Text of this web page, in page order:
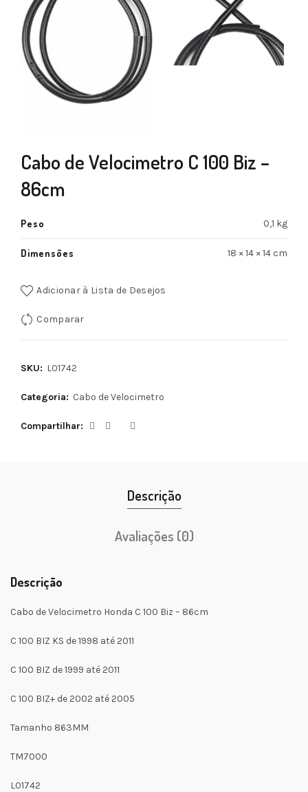
Cabo de Velocimetro C 100 Biz –
86cm
Peso 0,1 kg
Dimensões 18 × 14 × 14 cm
Adicionar à Lista de Desejos
Comparar
SKU: L01742
Categoria: Cabo de Velocimetro
Compartilhar
Descrição
Avaliações (0)
Descrição
Cabo de Velocimetro Honda C 100 Biz – 86cm
C 100 BIZ KS de 1998 até 2011
C 100 BIZ de 1999 até 2011
C 100 BIZ+ de 2002 até 2005
Tamanho 863MM
TM7000
L01742